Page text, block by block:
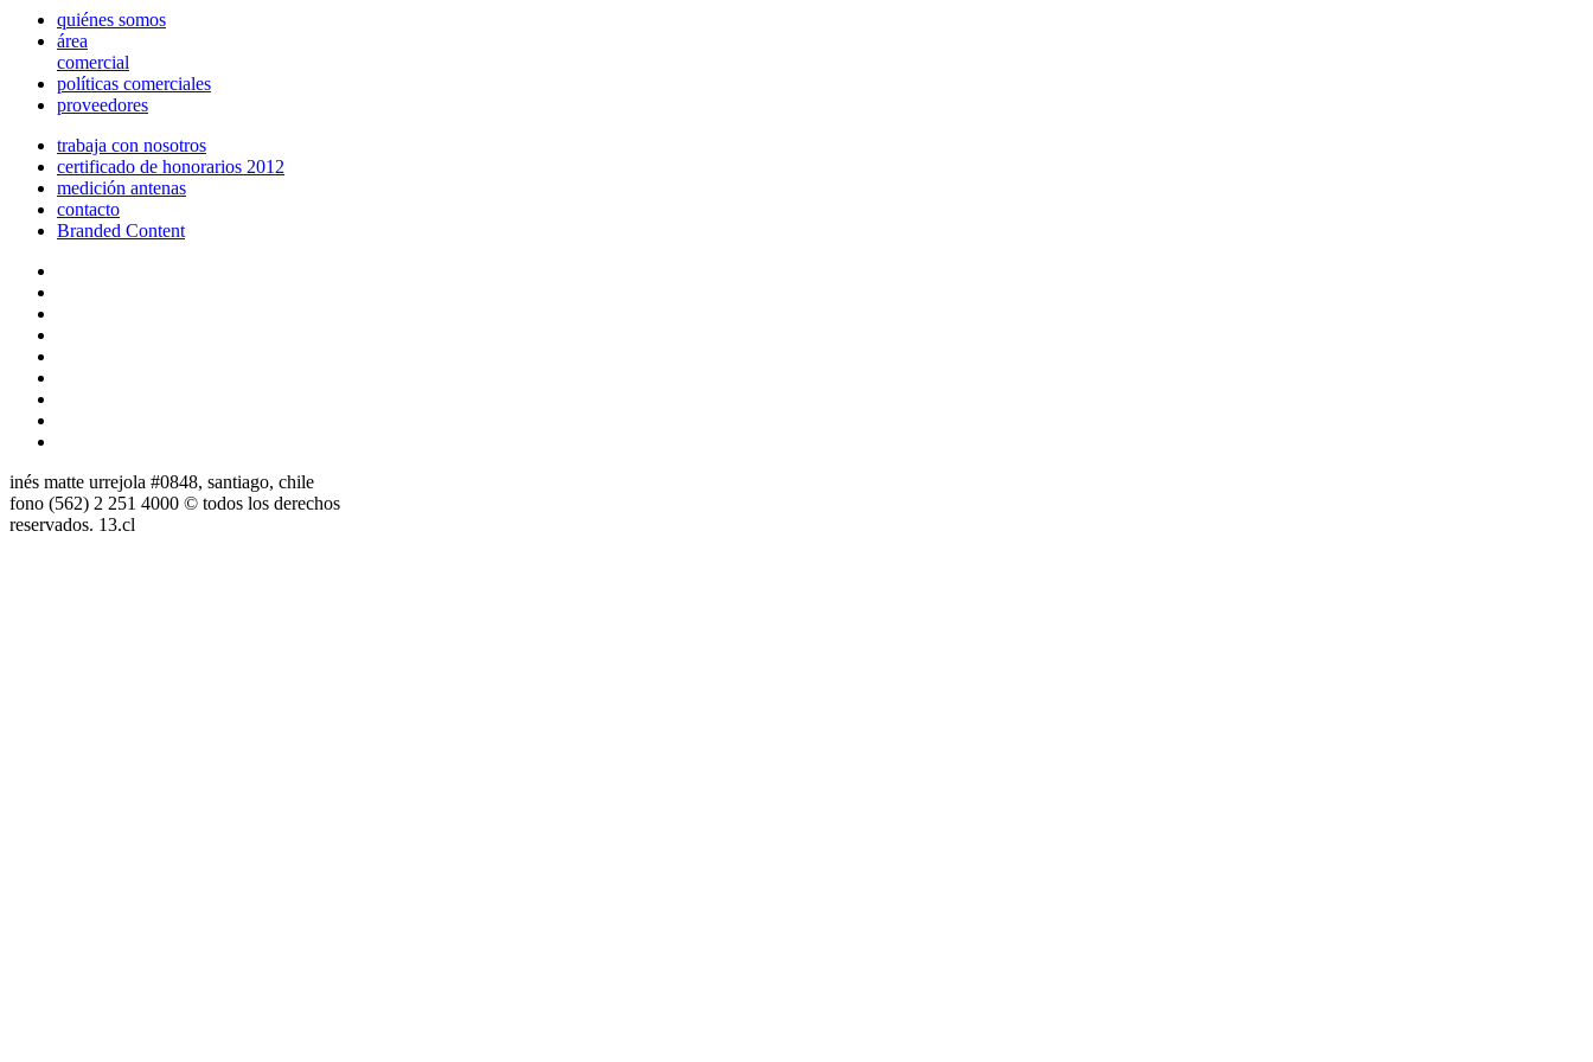
quiénes somos
área
comercial
políticas comerciales
proveedores
trabaja con nosotros
certificado de honorarios 2012
medición antenas
contacto
Branded Content
inés matte urrejola #0848, santiago, chile
fono (562) 2 251 4000 © todos los derechos
reservados. 13.cl